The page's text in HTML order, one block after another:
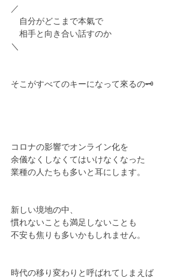
／
自分がどこまで本氣で
相手と向き合い話すのか
＼
そこがすべてのキーになって來るの🗝
コロナの影響でオンライン化を
余儀なくしなくてはいけなくなった
業種の人たちも多いと耳にします。
新しい境地の中、
慣れないことも満足しないことも
不安も焦りも多いかもしれません。
時代の移り変わりと呼ばれてしまえば